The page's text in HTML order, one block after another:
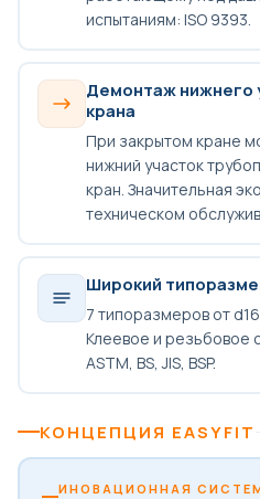
испытаниям: ISO 9393.
Демонтаж нижнего
крана
При закрытом кране
нижний участок
кран. Значительная
техническом
Широкий
7 типоразмеров от
Клеевое и резьбовое
ASTM, BS, JIS, BSP.
КОНЦЕПЦИЯ EASYFIT
ИНОВАЦИОННАЯ